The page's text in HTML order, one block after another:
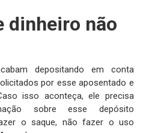
dinheiro não
depositando em conta
por esse aposentado e
isso aconteça, ele precisa
sobre esse depósito
o saque, não fazer o uso